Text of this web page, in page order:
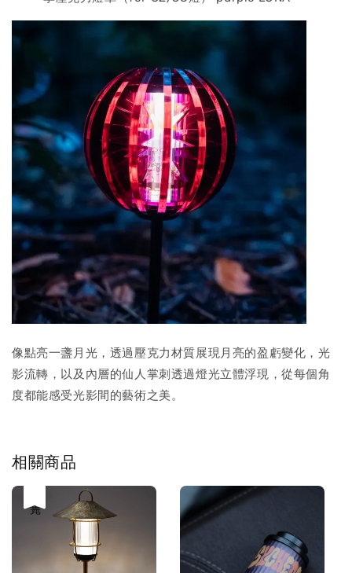
像點亮一盞月光，透過壓克力材質展現月亮的盈虧變化，光
影流轉，以及內層的仙人掌刺透過燈光立體浮現，從每個角
度都能感受光影間的藝術之美。
相關商品